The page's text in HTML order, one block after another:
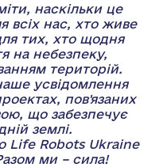
наскільки це
всіх нас, хто живе
тих, хто щодня
на небезпеку,
територій.
усвідомлення
пов'язаних
що забезпечує
землі.
Life Robots Ukraine
ми – сила!